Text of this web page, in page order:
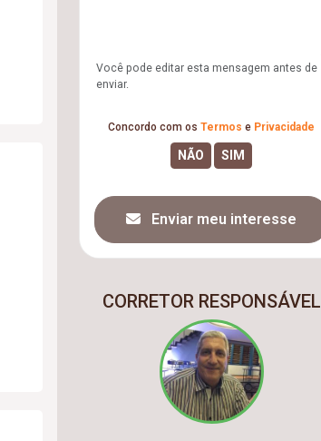
Você pode editar esta mensagem antes de
enviar.
Concordo com os Termos e Privacidade
Enviar meu interesse
CORRETOR RESPONSÁVEL